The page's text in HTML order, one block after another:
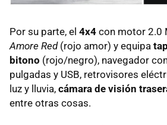
Por su parte, el 4x4 con motor 2.0
Amore Red(rojo amor) y equipa
bitono (rojo/negro), navegador
pulgadas y USB, retrovisores
luz y lluvia, cámara de visión
entre otras cosas.